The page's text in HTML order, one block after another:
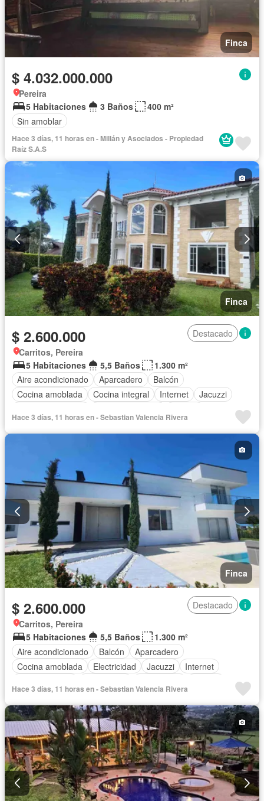
Finca
$ 4.032.000.000
Pereira
5 Habitaciones
3 Baños
400 m²
Sin amoblar
Hace 3 días, 11 horas en - Millán y Asociados - Propiedad
Raíz S.A.S
Finca
$ 2.600.000
Destacado
Carritos, Pereira
5 Habitaciones
5,5 Baños
1.300 m²
Aire acondicionado
Aparcadero
Balcón
Cocina amoblada
Cocina integral Internet
Jacuzzi
Gas natural
Terraza Agua Patio
Jardín
Hace 3 días, 11 horas en - Sebastian Valencia Rivera
Finca
$ 2.600.000
Destacado
Carritos, Pereira
5 Habitaciones
5,5 Baños
1.300 m²
Aire acondicionado
Balcón
Aparcadero
Cocina amoblada
Electricidad Jacuzzi
Internet
Vista panorámica
Cuarto de servicio
Patio
Tanque de agua
Agua Terraza Jardín
Barbecue
Wifi
Piscina Permite mascotas Permite niños
Hace 3 días, 11 horas en - Sebastian Valencia Rivera